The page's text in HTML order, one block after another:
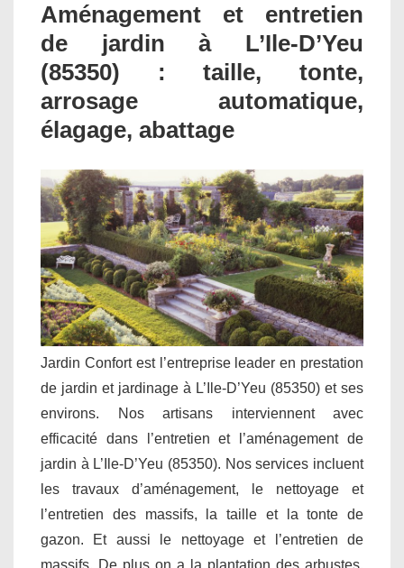
Aménagement et entretien
de jardin à L’Ile-D’Yeu
(85350) : taille, tonte,
arrosage automatique,
élagage, abattage
Jardin Confort est l’entreprise leader en prestation
de jardin et jardinage à L’Ile-D’Yeu (85350) et ses
environs. Nos artisans interviennent avec
efficacité dans l’entretien et l’aménagement de
jardin à L’Ile-D’Yeu (85350). Nos services incluent
les travaux d’aménagement, le nettoyage et
l’entretien des massifs, la taille et la tonte de
gazon. Et aussi le nettoyage et l’entretien de
massifs. De plus on a la plantation des arbustes,